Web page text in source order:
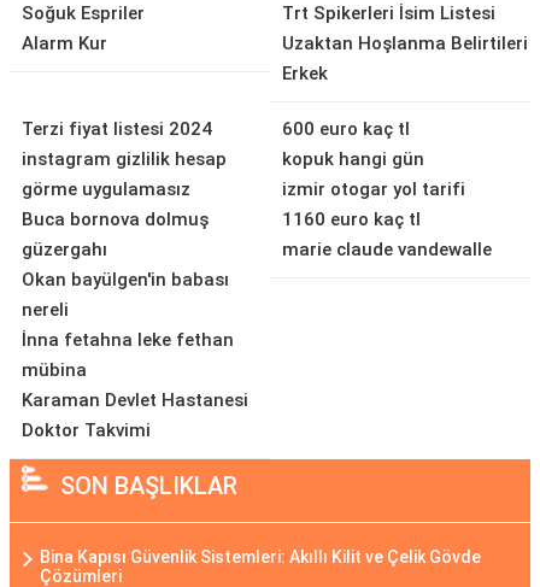
Soğuk Espriler
Alarm Kur
Trt Spikerleri İsim Listesi
Uzaktan Hoşlanma Belirtileri
Erkek
Terzi fiyat listesi 2024
instagram gizlilik hesap
görme uygulamasız
Buca bornova dolmuş
güzergahı
Okan bayülgen'in babası
nereli
İnna fetahna leke fethan
mübina
Karaman Devlet Hastanesi
Doktor Takvimi
600 euro kaç tl
kopuk hangi gün
izmir otogar yol tarifi
1160 euro kaç tl
marie claude vandewalle
SON BAŞLIKLAR
Bina Kapısı Güvenlik Sistemleri: Akıllı Kilit ve Çelik Gövde
Çözümleri